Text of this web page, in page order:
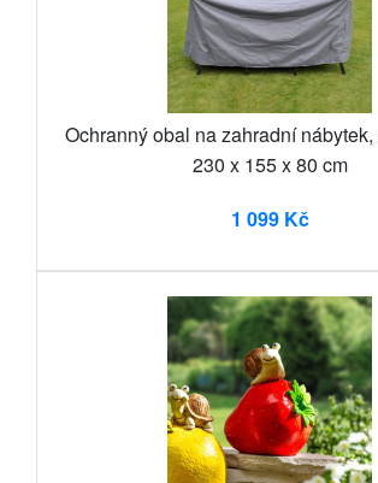
Ochranný obal na zahradní
230 x 155 x 80 cm
1 099 Kč